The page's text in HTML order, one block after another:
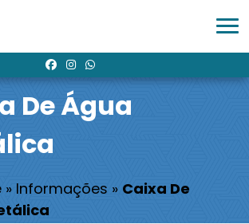
De Água
» Informações » Caixa De